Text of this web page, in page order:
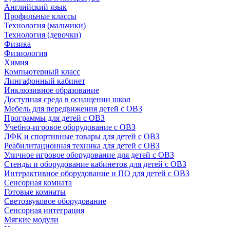
Английский язык
Профильные классы
Технология (мальчики)
Технология (девочки)
Физика
Физиология
Химия
Компьютерный класс
Лингафонный кабинет
Инклюзивное образование
Доступная среда в оснащении школ
Мебель для передвижения детей с ОВЗ
Программы для детей с ОВЗ
Учебно-игровое оборудование с ОВЗ
ЛФК и спортивные товары для детей с ОВЗ
Реабилитационная техника для детей с ОВЗ
Уличное игровое оборудование для детей с ОВЗ
Стенды и оборудование кабинетов для детей с ОВЗ
Интерактивное оборудование и ПО для детей с ОВЗ
Сенсорная комната
Готовые комнаты
Светозвуковое оборудование
Сенсорная интеграция
Мягкие модули